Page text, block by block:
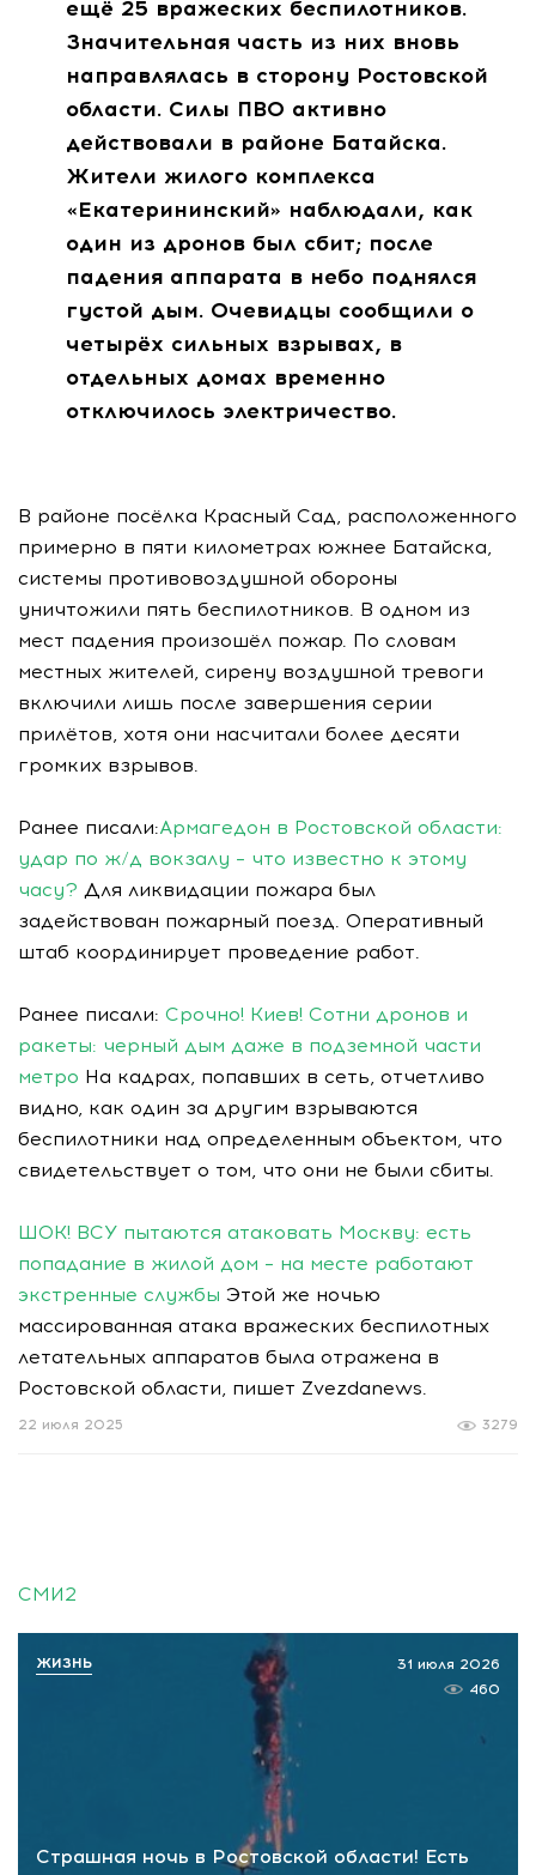
ещё 25 вражеских беспилотников.
Значительная часть из них вновь
направлялась в сторону Ростовской
области. Силы ПВО активно
действовали в районе Батайска.
Жители жилого комплекса
«Екатерининский» наблюдали, как
один из дронов был сбит; после
падения аппарата в небо поднялся
густой дым. Очевидцы сообщили о
четырёх сильных взрывах, в
отдельных домах временно
отключилось электричество.
В районе посёлка Красный Сад, расположенного
примерно в пяти километрах южнее Батайска,
системы противовоздушной обороны
уничтожили пять беспилотников. В одном из
мест падения произошёл пожар. По словам
местных жителей, сирену воздушной тревоги
включили лишь после завершения серии
прилётов, хотя они насчитали более десяти
громких взрывов.
Ранее писали:Армагедон в Ростовской области:
удар по ж/д вокзалу – что известно к этому
часу? Для ликвидации пожара был
задействован пожарный поезд. Оперативный
штаб координирует проведение работ.
Ранее писали: Срочно! Киев! Сотни дронов и
ракеты: черный дым даже в подземной части
метро На кадрах, попавших в сеть, отчетливо
видно, как один за другим взрываются
беспилотники над определенным объектом, что
свидетельствует о том, что они не были сбиты.
ШОК! ВСУ пытаются атаковать Москву: есть
попадание в жилой дом – на месте работают
экстренные службы Этой же ночью
массированная атака вражеских беспилотных
летательных аппаратов была отражена в
Ростовской области, пишет Zvezdanews.
3279
22 июля 2025
СМИ2
Страшная ночь в Ростовской области! Есть
31 июля 2026
460
ЖИЗНЬ